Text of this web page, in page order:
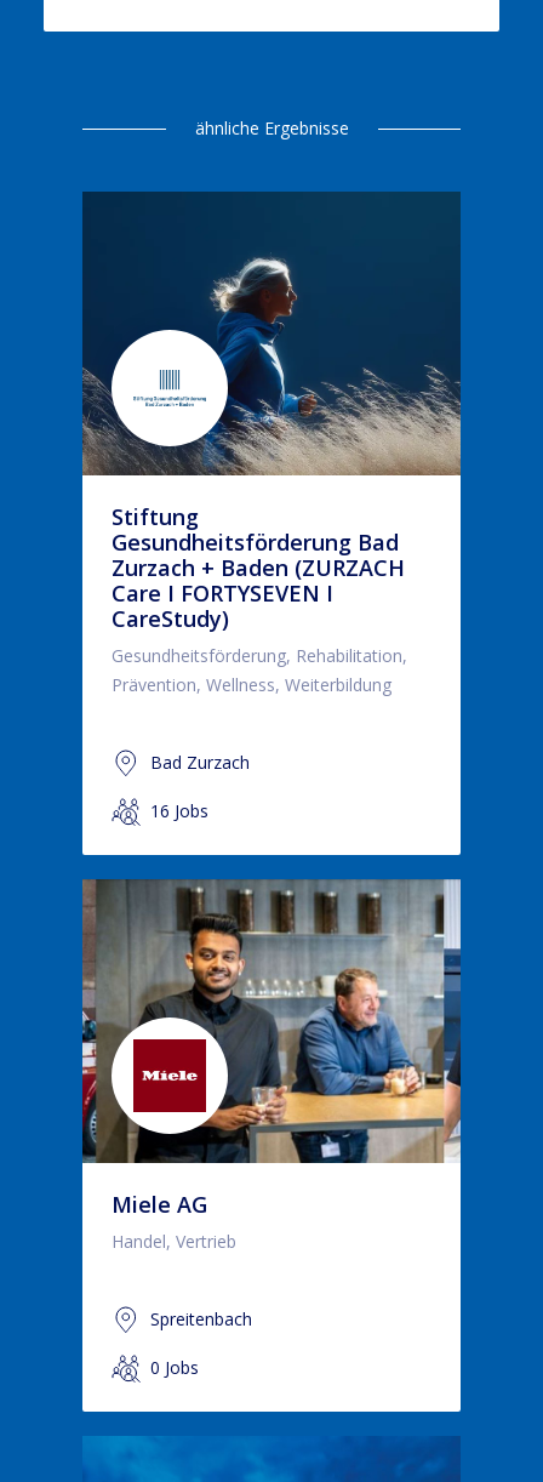
ähnliche Ergebnisse
Stiftung
Gesundheitsförderung Bad
Zurzach + Baden (ZURZACH
Care I FORTYSEVEN I
CareStudy)
Gesundheitsförderung, Rehabilitation,
Prävention, Wellness, Weiterbildung
Bad Zurzach
16 Jobs
Miele AG
Handel, Vertrieb
Spreitenbach
0 Jobs